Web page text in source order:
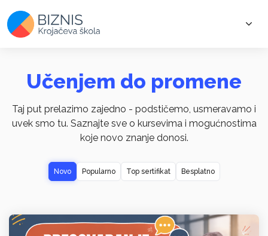
Učenjem do promene
Taj put prelazimo zajedno - podstičemo, usmeravamo i
uvek smo tu. Saznajte sve o kursevima i mogućnostima
koje novo znanje donosi.
Novo Popularno Top sertifikat Besplatno